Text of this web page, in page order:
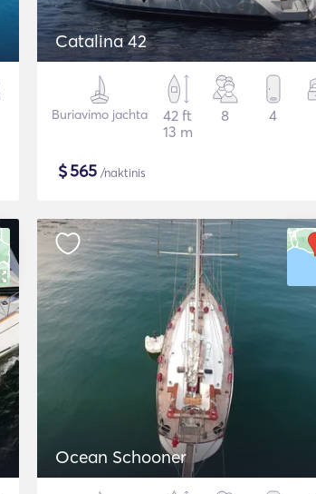
Catalina 42
Buriavimo jachta
42 ft
13 m
8 4
$565 /naktinis
Ocean Schooner